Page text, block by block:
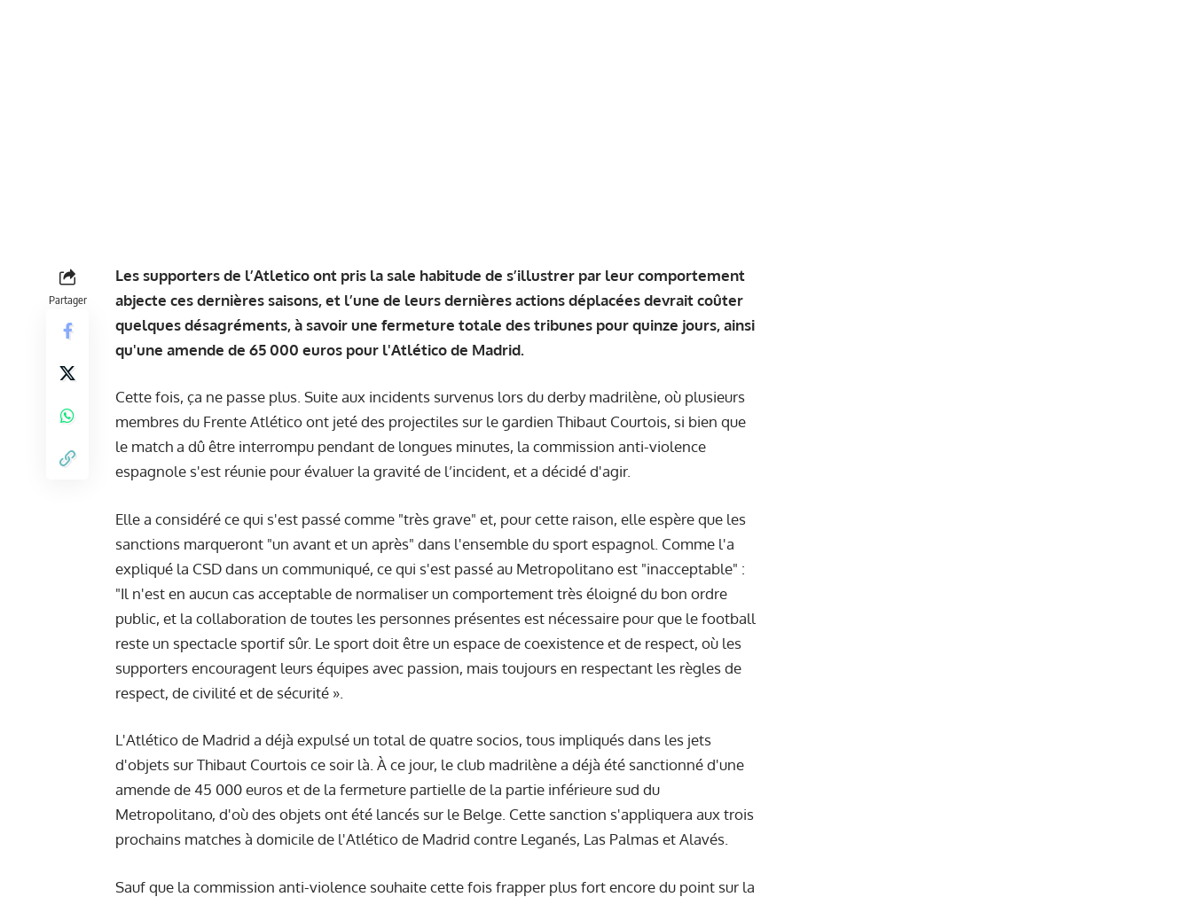
Partager
Les supporters de l’Atletico ont pris la sale habitude de s’illustrer par leur comportement
abjecte ces dernières saisons, et l’une de leurs dernières actions déplacées devrait coûter
quelques désagréments, à savoir une fermeture totale des tribunes pour quinze jours, ainsi
qu'une amende de 65 000 euros pour l'Atlético de Madrid.
Cette fois, ça ne passe plus. Suite aux incidents survenus lors du derby madrilène, où plusieurs
membres du Frente Atlético ont jeté des projectiles sur le gardien Thibaut Courtois, si bien que
le match a dû être interrompu pendant de longues minutes, la commission anti-violence
espagnole s'est réunie pour évaluer la gravité de l’incident, et a décidé d'agir.
Elle a considéré ce qui s'est passé comme "très grave" et, pour cette raison, elle espère que les
sanctions marqueront "un avant et un après" dans l'ensemble du sport espagnol. Comme l'a
expliqué la CSD dans un communiqué, ce qui s'est passé au Metropolitano est "inacceptable" :
"Il n'est en aucun cas acceptable de normaliser un comportement très éloigné du bon ordre
public, et la collaboration de toutes les personnes présentes est nécessaire pour que le football
reste un spectacle sportif sûr. Le sport doit être un espace de coexistence et de respect, où les
supporters encouragent leurs équipes avec passion, mais toujours en respectant les règles de
respect, de civilité et de sécurité ».
L'Atlético de Madrid a déjà expulsé un total de quatre socios, tous impliqués dans les jets
d'objets sur Thibaut Courtois ce soir là. À ce jour, le club madrilène a déjà été sanctionné d'une
amende de 45 000 euros et de la fermeture partielle de la partie inférieure sud du
Metropolitano, d'où des objets ont été lancés sur le Belge. Cette sanction s'appliquera aux trois
prochains matches à domicile de l'Atlético de Madrid contre Leganés, Las Palmas et Alavés.
Sauf que la commission anti-violence souhaite cette fois frapper plus fort encore du point sur la